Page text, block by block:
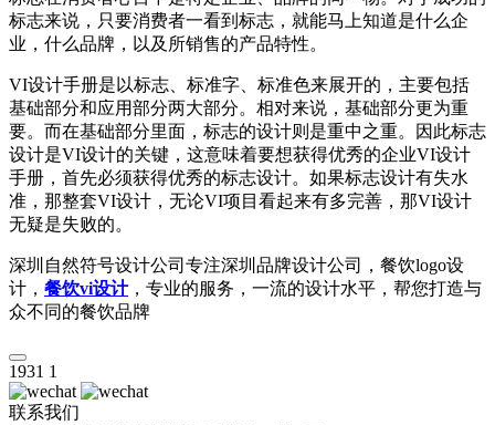
标志来说，只要消费者一看到标志，就能马上知道是什么企
业，什么品牌，以及所销售的产品特性。
VI设计手册是以标志、标准字、标准色来展开的，主要包括
基础部分和应用部分两大部分。相对来说，基础部分更为重
要。而在基础部分里面，标志的设计则是重中之重。因此标志
设计是VI设计的关键，这意味着要想获得优秀的企业VI设计
手册，首先必须获得优秀的标志设计。如果标志设计有失水
准，那整套VI设计，无论VI项目看起来有多完善，那VI设计
无疑是失败的。
深圳自然符号设计公司专注深圳品牌设计公司，餐饮logo设
计， 餐饮vi设计，专业的服务，一流的设计水平，帮您打造与
众不同的餐饮品牌
1931 1
联系我们